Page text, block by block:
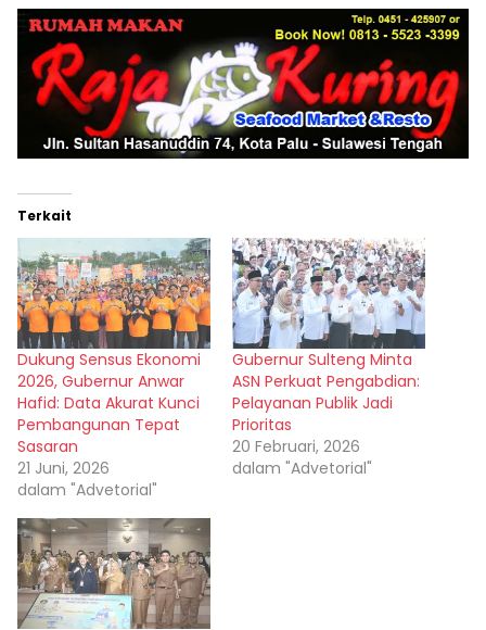
Terkait
Dukung Sensus Ekonomi
2026, Gubernur Anwar
Hafid: Data Akurat Kunci
Pembangunan Tepat
Sasaran
21 Juni, 2026
dalam "Advetorial"
Gubernur Sulteng Minta
ASN Perkuat Pengabdian:
Pelayanan Publik Jadi
Prioritas
20 Februari, 2026
dalam "Advetorial"